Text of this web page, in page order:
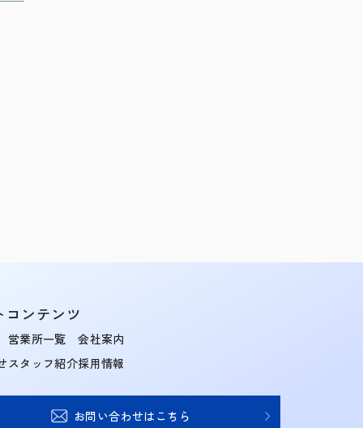
コンテンツ
営業所一覧
スタッフ紹介
会社案内
採用情報
お問い合わせはこちら